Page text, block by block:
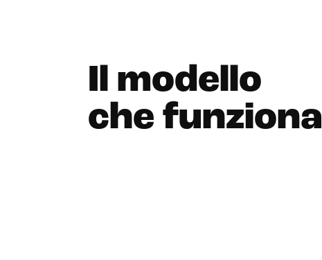
Il modello
che funziona